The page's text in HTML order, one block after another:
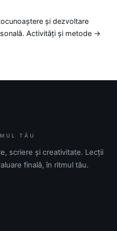
și dezvoltare
Activități și metode →
TĂU
scriere și creativitate. Lecții
finală, în ritmul tău.